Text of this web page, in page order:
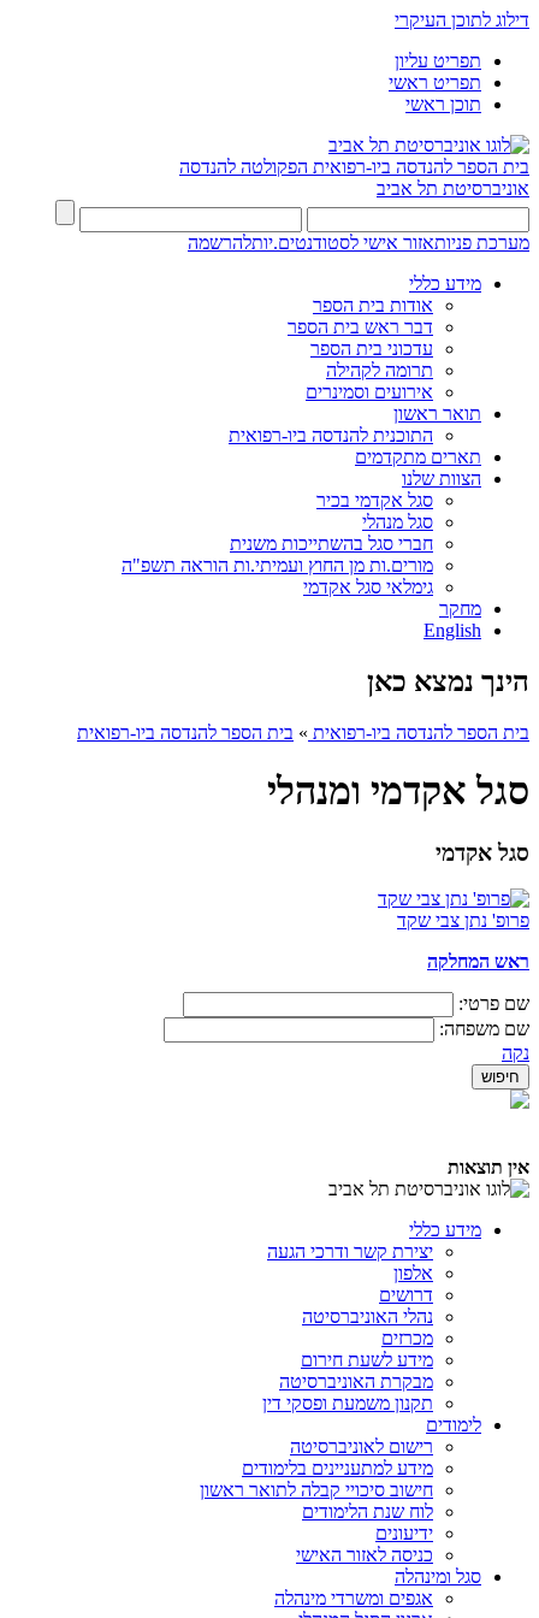
דילוג לתוכן העיקרי
תפריט עליון
תפריט ראשי
תוכן ראשי
בית הספר להנדסה ביו-רפואית הפקולטה להנדסה
אוניברסיטת תל אביב
מערכת פניותאזור אישי לסטודנטים.יותלהרשמה
מידע כללי
אודות בית הספר
דבר ראש בית הספר
עדכוני בית הספר
תרומה לקהילה
אירועים וסמינרים
תואר ראשון
התוכנית להנדסה ביו-רפואית
תארים מתקדמים
הצוות שלנו
סגל אקדמי בכיר
סגל מנהלי
חברי סגל בהשתייכות משנית
מורים.ות מן החוץ ועמיתי.ות הוראה תשפ"ה
גימלאי סגל אקדמי
מחקר
English
הינך נמצא כאן
בית הספר להנדסה ביו-רפואית » בית הספר להנדסה ביו-רפואית
סגל אקדמי ומנהלי
סגל אקדמי
פרופ' נתן צבי שקד
ראש המחלקה
שם פרטי:
שם משפחה:
נקה
אין תוצאות
מידע כללי
יצירת קשר ודרכי הגעה
אלפון
דרושים
נהלי האוניברסיטה
מכרזים
מידע לשעת חירום
מבקרת האוניברסיטה
תקנון משמעת ופסקי דין
לימודים
רישום לאוניברסיטה
מידע למתעניינים בלימודים
חישוב סיכויי קבלה לתואר ראשון
לוח שנת הלימודים
ידיעונים
כניסה לאזור האישי
סגל ומינהלה
אגפים ומשרדי מינהלה